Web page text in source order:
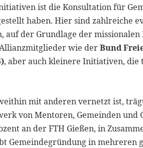
ist die Konsultation für
haben. Hier sind zahlreiche
auf der Grundlage der missionalen
wie derBund
, aber auch kleinere Initiativen, die
mit anderen vernetzt ist,
von Mentoren, Gemeinden
an der FTH Gießen, in
Gemeindegründung in mehreren